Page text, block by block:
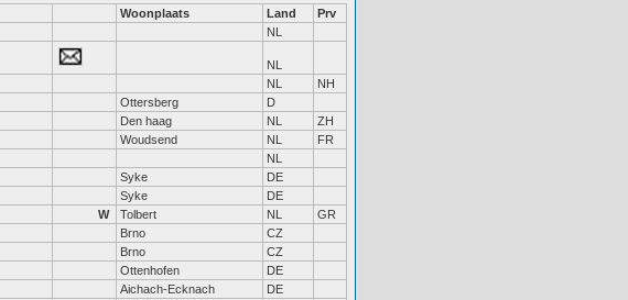
Woonplaats Land
Prv
NL
NL
NL
NH
Ottersberg
D
Den haag NL
ZH
Woudsend NL
FR
NL
Syke
DE
Syke
DE
W Tolbert NL
GR
Brno
CZ
Brno
CZ
Ottenhofen
DE
Aichach-Ecknach
DE